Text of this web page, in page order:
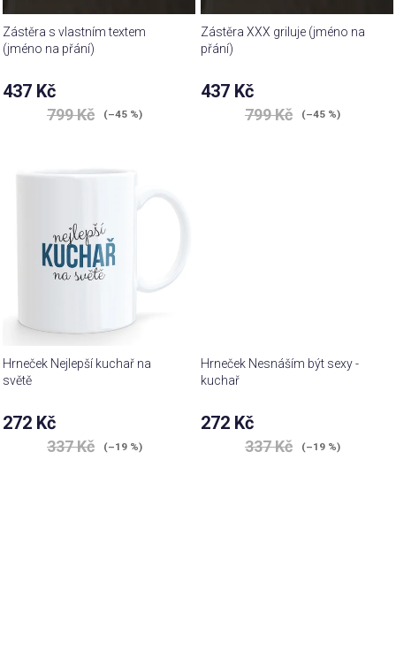
Zástěra s vlastním textem
(jméno na přání)
437 Kč
799 Kč (–45 %)
Zástěra XXX griluje (jméno na
přání)
437 Kč
799 Kč (–45 %)
Hrneček Nejlepší kuchař na
světě
272 Kč
337 Kč (–19 %)
Hrneček Nesnáším být sexy -
kuchař
272 Kč
337 Kč (–19 %)